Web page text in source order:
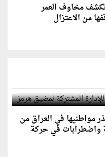
مخاوف العمر
من الاعتزال
المشتركة
مواطنيها في العراق من
واضطرابات في حركة